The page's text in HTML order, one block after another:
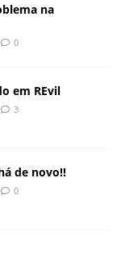
na
0
em REvil
3
de novo!!
0